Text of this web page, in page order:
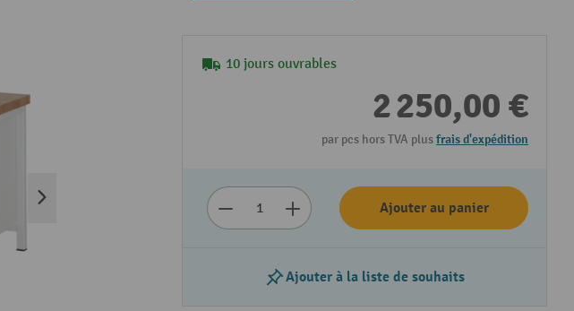
10 jours ouvrables
2 250,00 €
par pcs hors TVA plusfrais d'expédition
Ajouter au panier
Ajouter à la liste de souhaits